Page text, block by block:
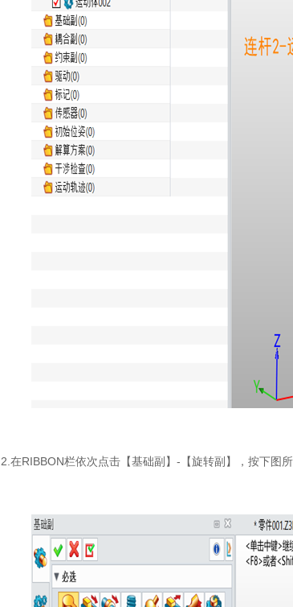
2.在RIBBON栏依次点击【基础副】-【旋转副】，按下图